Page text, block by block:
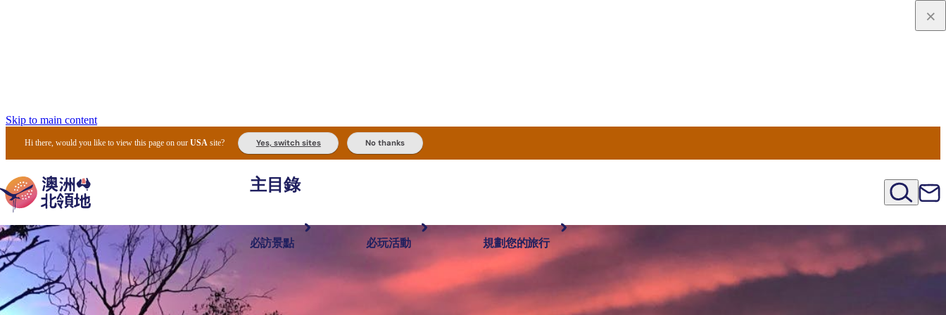
Skip to main content
Hi there, would you like to view this page on ourUSA site? Yes, switch sites No thanks
主目錄
必訪景點
最受歡迎目的地 內陸和戶外 按地區探索
必玩活動
旅客類型 推薦榜單
規劃您的旅行
規劃和預訂 實用資訊 規劃工具
搜尋: